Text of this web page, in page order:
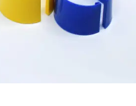
Стекла и зеркала